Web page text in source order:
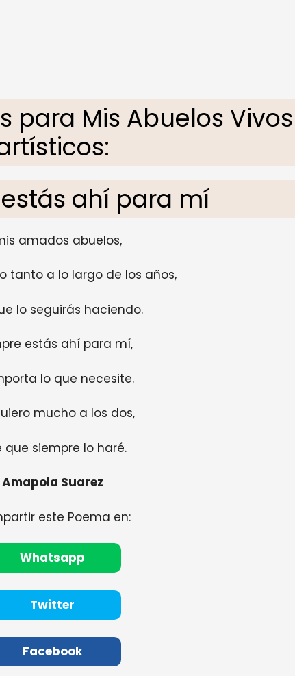
para Mis Abuelos Vivos
ahí para mí
amados abuelos,
tanto a lo largo de los años,
lo seguirás haciendo.
estás ahí para mí,
lo que necesite.
mucho a los dos,
que siempre lo haré.
Amapola Suarez
este Poema en:
Whatsapp
Twitter
Facebook